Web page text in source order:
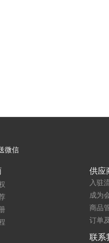
微信
供应
入驻
成为
商品
订单
联系